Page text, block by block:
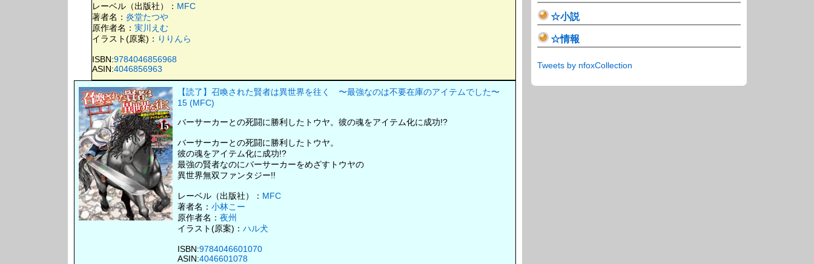
レーベル（出版社）： MFC
著者名： 炎堂たつや
原作者名： 実川えむ
イラスト(原案)： りりんら
ISBN:9784046856968
ASIN:4046856963
【読了】召喚された賢者は異世界を往く 〜最強なのは不要在庫のアイテムでした〜
15 (MFC)
バーサーカーとの死闘に勝利したトウヤ。彼の魂をアイテム化に成功!?
バーサーカーとの死闘に勝利したトウヤ。
彼の魂をアイテム化に成功!?
最強の賢者なのにバーサーカーをめざすトウヤの
異世界無双ファンタジー!!
レーベル（出版社）： MFC
著者名： 小林こー
原作者名： 夜州
イラスト(原案)： ハル犬
ISBN:9784046601070
ASIN:4046601078
☆小説
☆情報
Tweets by nfoxCollection